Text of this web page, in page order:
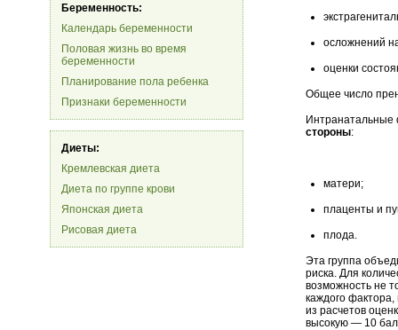
Беременность:
Календарь беременности
Половая жизнь во время
беременности
Планирование пола ребенка
Признаки беременности
Диеты:
Кремлевская диета
Диета по группе крови
Японская диета
Рисовая диета
осложнений
оценки
Общее число
Интранатальные
стороны:
матери;
плаценты и
плода.
Эта группа
риска. Для
возможность не
каждого
из расчетов
высокую — 10